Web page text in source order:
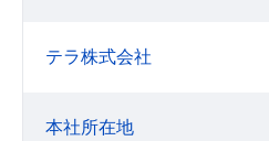
テラ株式会社
本社所在地